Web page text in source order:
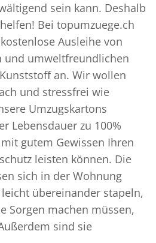
sein kann. Deshalb
Bei topumzuege.ch
Ausleihe von
und umweltfreundlichen
an. Wir wollen
und stressfrei wie
Umzugskartons
Lebensdauer zu 100%
gutem Gewissen Ihren
leisten können. Die
sich in der Wohnung
übereinander stapeln,
Sorgen machen müssen,
sind sie